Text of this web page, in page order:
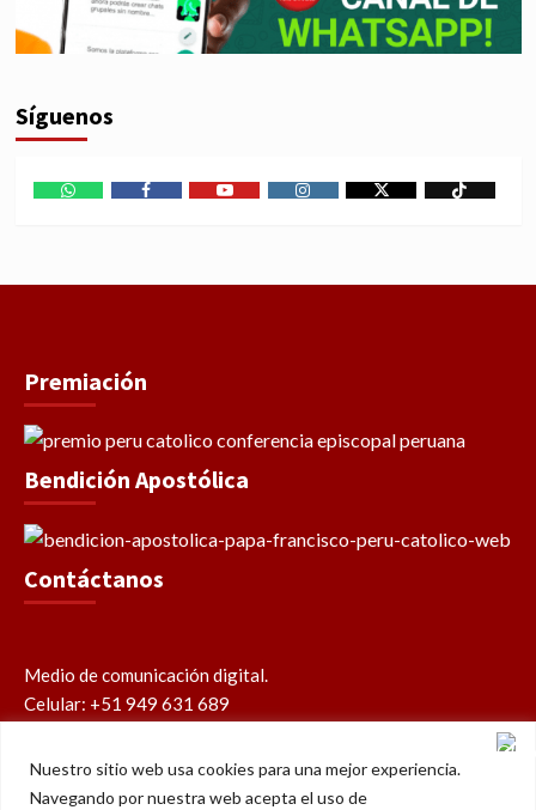
Nuestro sitio web usa cookies para una mejor experiencia.
Navegando por nuestra web acepta el uso de
Síguenos
Premiación
Bendición Apostólica
Contáctanos
Medio de comunicación digital.
Celular: +51 949 631 689
prensa@perucatolico.com
www.perucatolico.com